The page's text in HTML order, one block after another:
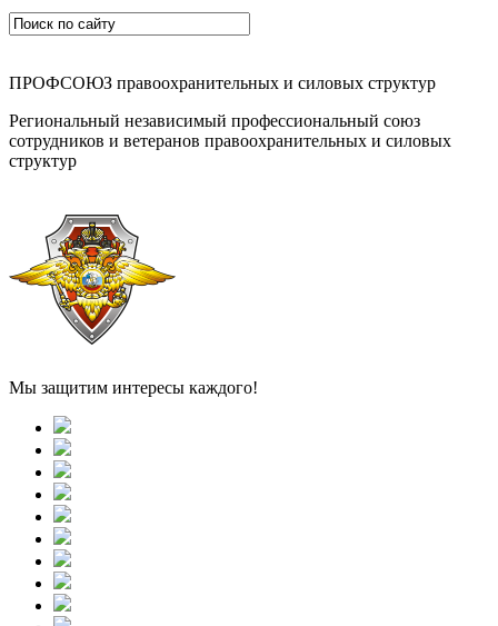
ПРОФСОЮЗ правоохранительных и силовых структур
Региональный независимый профессиональный союз
сотрудников и ветеранов правоохранительных и силовых
структур
Мы защитим интересы каждого!